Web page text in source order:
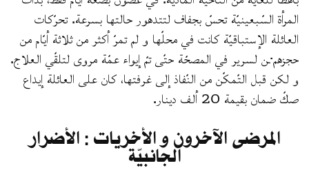
المرأة السّبعينيّة تحسّ بجفاف لتتدهور حالتها بسرعة. تحرّكات
العائلة الإستباقيّة كانت في محلّها و لم تمرّ أكثر من ثلاثة أيّام من
حجزهم·ـن لسرير في المصحّة حتّى تمّ إيواء عمّة مروى لتلقّي العلاج.
و لكن قبل التّمكّن من النّفاذ إلى غرفتها، كان على العائلة إيداع
صكّ ضمان بقيمة 20 ألف دينار.
المرضى الآخرون و الأخريات : الأضرار
الجانبيّة